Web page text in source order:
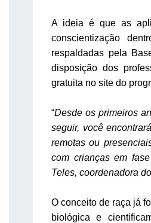
A ideia é que as
conscientização
respaldadas pela
disposição dos
gratuita no site do
“Desde os primeiros
seguir, você
remotas ou
com crianças em
Teles, coordenadora
O conceito de raça já
biológica e